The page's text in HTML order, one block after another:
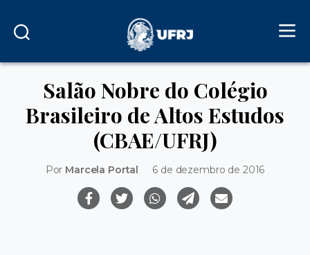
Salão Nobre do Colégio
Brasileiro de Altos Estudos
(CBAE/UFRJ)
Por Marcela Portal 6 de dezembro de 2016